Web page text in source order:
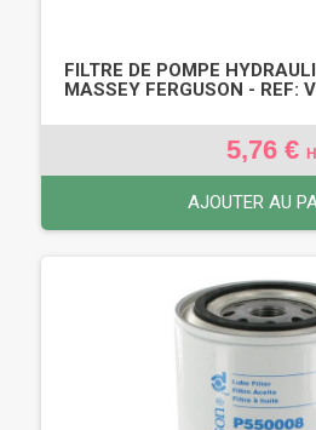
FILTRE DE POMPE
MASSEY FERGUSON - REF:
5,76 €
AJOUTER AU